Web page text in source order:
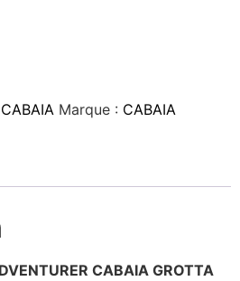
Marque : CABAIA
CABAIA GROTTA